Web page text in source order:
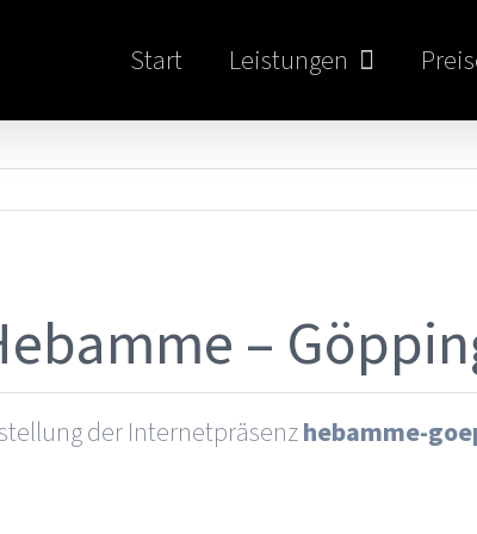
Start Leistungen
–
der Internetpräsenzhebamme-